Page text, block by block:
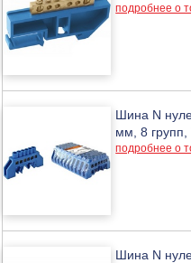
подробнее о
Шина N
мм, 8 групп,
подробнее о
Шина N